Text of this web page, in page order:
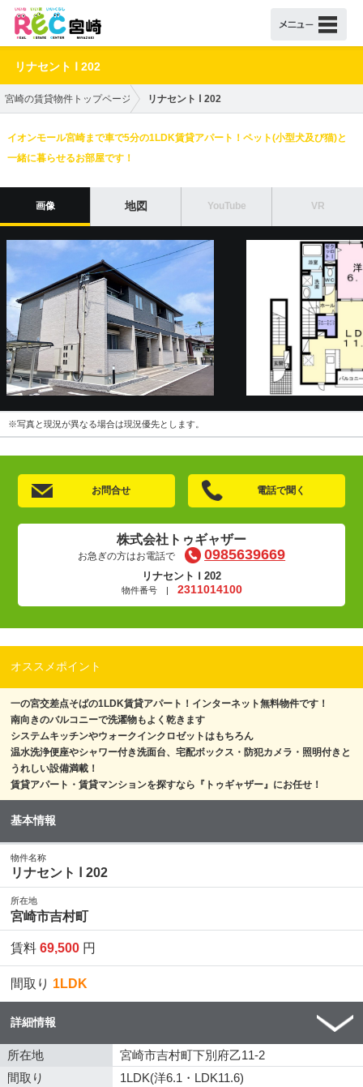
リナセント Ⅰ 202
宮崎の賃貸物件トップページ リナセント Ⅰ 202
イオンモール宮崎まで車で5分の1LDK賃貸アパート！ペット(小型犬及び猫)と
一緒に暮らせるお部屋です！
画像 地図 YouTube VR
※写真と現況が異なる場合は現況優先とします。
お問合せ 電話で聞く
株式会社トゥギャザー
お急ぎの方はお電話で 0985639669
リナセント Ⅰ 202
物件番号 | 2311014100
オススメポイント
一の宮交差点そばの1LDK賃貸アパート！インターネット無料物件です！
南向きのバルコニーで洗濯物もよく乾きます
システムキッチンやウォークインクロゼットはもちろん
温水洗浄便座やシャワー付き洗面台、宅配ボックス・防犯カメラ・照明付きと
うれしい設備満載！
賃貸アパート・賃貸マンションを探すなら『トゥギャザー』にお任せ！
基本情報
物件名称
リナセント Ⅰ 202
所在地
宮崎市吉村町
賃料69,500 円
間取り 1LDK
詳細情報
所在地
宮崎市吉村町下別府乙11-2
間取り
1LDK(洋6.1・LDK11.6)